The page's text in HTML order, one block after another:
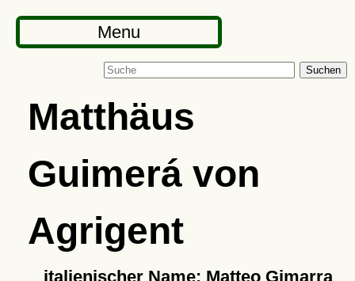
Menu
Suchen
Matthäus
Guimerá von
Agrigent
italienischer Name: Matteo Gimarra